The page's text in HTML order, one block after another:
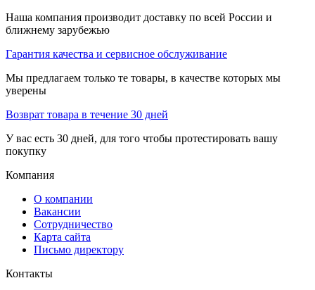
Наша компания производит доставку по всей России и
ближнему зарубежью
Гарантия качества и сервисное обслуживание
Мы предлагаем только те товары, в качестве которых мы
уверены
Возврат товара в течение 30 дней
У вас есть 30 дней, для того чтобы протестировать вашу
покупку
Компания
О компании
Вакансии
Сотрудничество
Карта сайта
Письмо директору
Контакты